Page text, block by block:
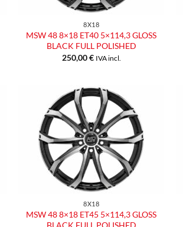
8X18
MSW 48 8×18 ET40 5×114,3 GLOSS
BLACK FULL POLISHED
250,00€ IVA incl.
Aggiungi
alla lista
dei
desideri
8X18
MSW 48 8×18 ET45 5×114,3 GLOSS